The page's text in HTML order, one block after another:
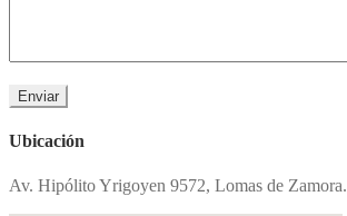
Ubicación
Av. Hipólito Yrigoyen 9572, Lomas de Zamora.